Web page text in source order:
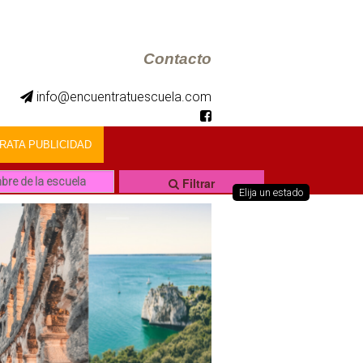
Contacto
info@encuentratuescuela.com
PUBLICIDAD
Filtrar
Elija un estado